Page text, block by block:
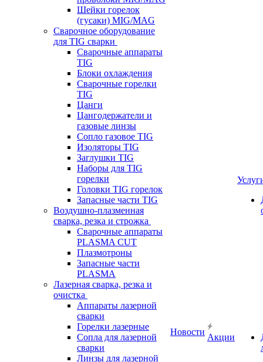
Шейки горелок
(гусаки) MIG/MAG
Сварочное оборудование
для TIG сварки
Сварочные аппараты
TIG
Блоки охлаждения
Сварочные горелки
TIG
Цанги
Цангодержатели и
газовые линзы
Сопло газовое TIG
Изоляторы TIG
Заглушки TIG
Наборы для TIG
горелки
Головки TIG горелок
Запасные части TIG
Воздушно-плазменная
сварка, резка и строжка
Сварочные аппараты
PLASMA CUT
Плазмотроны
Запасные части
PLASMA
Лазерная сварка, резка и
очистка
Аппараты лазерной
сварки
Горелки лазерные
Сопла для лазерной
сварки
Линзы для лазерной
Новости
Акции